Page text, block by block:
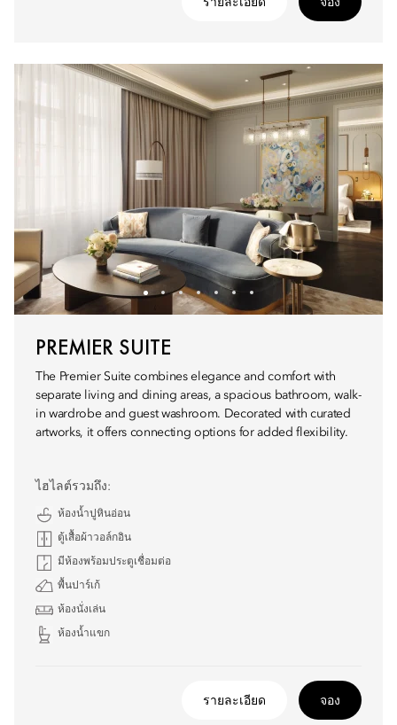
PREMIER SUITE
The Premier Suite combines elegance and comfort with
separate living and dining areas, a spacious bathroom, walk-
in wardrobe and guest washroom. Decorated with curated
artworks, it offers connecting options for added flexibility.
ไฮไลต์รวมถึง:
ห้องน้ำปูหินอ่อน
ตู้เสื้อผ้าวอล์กอิน
มีห้องพร้อมประตูเชื่อมต่อ
พื้นปาร์เก้
ห้องนั่งเล่น
ห้องน้ำแขก
รายละเอียด จอง